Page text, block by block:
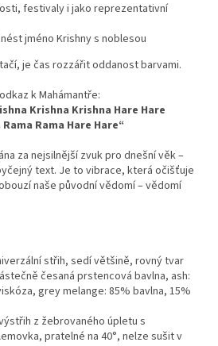
festivaly i jako reprezentativní
jméno Krishny s noblesou
je čas rozzářit oddanost barvami.
k Mahámantře:
Krishna Krishna Hare Hare
Rama Hare Hare“
za nejsilnější zvuk pro dnešní věk –
text. Je to vibrace, která očišťuje
naše původní vědomí – vědomí
střih, sedí většině, rovný tvar
česaná prstencová bavlna, ash:
grey melange: 85% bavlna, 15%
z žebrovaného úpletu s
pratelné na 40°, nelze sušit v